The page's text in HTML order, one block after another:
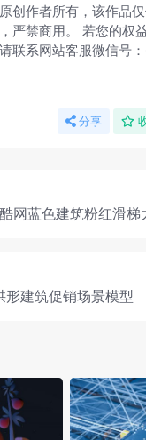
创作者所有，该作品
严禁商用。 若您的权
联系网站客服微信号
分享
网蓝色建筑粉红滑
形建筑促销场景模型